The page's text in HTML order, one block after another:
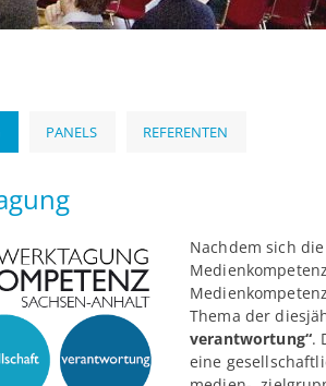
PANELS REFERENTEN
Nachdem sich
Thema der
verantwortung“.
eine